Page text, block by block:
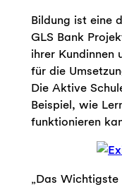
Bildung ist eine
GLS Bank
ihrer Kundinnen
für die
Die Aktive
Beispiel, wie
funktionieren
„Das Wichtigste